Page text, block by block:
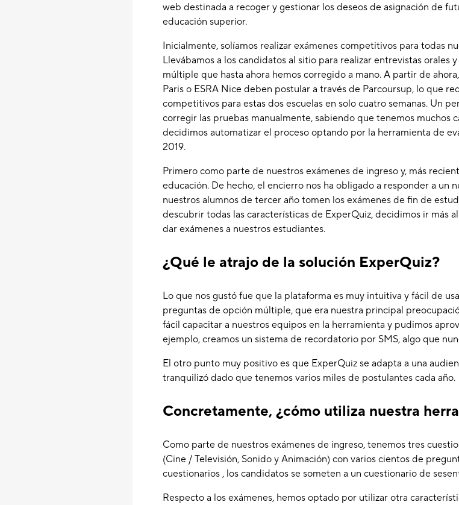
web destinada a recoger y gestionar los deseos de asignación de
educación superior.
Inicialmente, solíamos realizar exámenes competitivos para todas
Llevábamos a los candidatos al sitio para realizar entrevistas orales
múltiple que hasta ahora hemos corregido a mano. A partir de
Paris o ESRA Nice deben postular a través de Parcoursup, lo que
competitivos para estas dos escuelas en solo cuatro semanas. Un
corregir las pruebas manualmente, sabiendo que tenemos muchos
decidimos automatizar el proceso optando por la herramienta de
2019.
Primero como parte de nuestros exámenes de ingreso y, más
educación. De hecho, el encierro nos ha obligado a responder a un
nuestros alumnos de tercer año tomen los exámenes de fin de
descubrir todas las características de ExperQuiz, decidimos ir más
dar exámenes a nuestros estudiantes.
¿Qué le atrajo de la solución ExperQuiz?
Lo que nos gustó fue que la plataforma es muy intuitiva y fácil de
preguntas de opción múltiple, que era nuestra principal
fácil capacitar a nuestros equipos en la herramienta y pudimos
ejemplo, creamos un sistema de recordatorio por SMS, algo que
El otro punto muy positivo es que ExperQuiz se adapta a una
tranquilizó dado que tenemos varios miles de postulantes cada año.
Concretamente, ¿cómo utiliza nuestra
Como parte de nuestros exámenes de ingreso, tenemos tres
(Cine / Televisión, Sonido y Animación) con varios cientos de
cuestionarios , los candidatos se someten a un cuestionario de
Respecto a los exámenes, hemos optado por utilizar otra